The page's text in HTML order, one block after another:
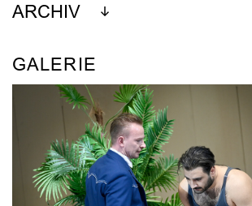
ARCHIV
GALERIE